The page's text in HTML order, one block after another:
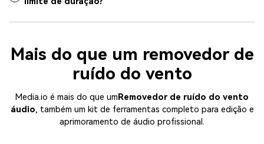
Mais do que um removedor de
ruído do vento
Media.io é mais do que um Removedor de ruído do vento
áudio, também um kit de ferramentas completo para edição e
aprimoramento de áudio profissional.